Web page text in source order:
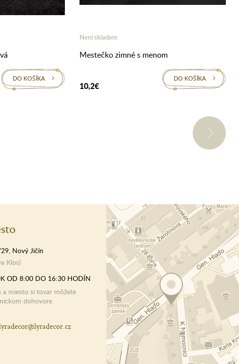
DO KOŠÍKA
Není skladem
Mestečko zimné s menom
10,2€
DO KOŠÍKA
Nový Jičín
Klos)
OD 8:00 DO 16:30 HODÍN
miesto si tovar môžete
dohovore